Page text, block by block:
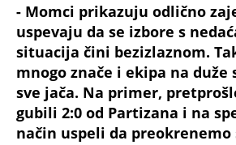
- Momci prikazuju odlično
uspevaju da se izbore s
situacija čini bezizlaznom.
mnogo znače i ekipa na duže
sve jača. Na primer,
gubili 2:0 od Partizana i na
način uspeli da preokrenemo